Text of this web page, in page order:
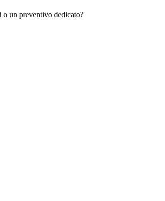
un preventivo dedicato?